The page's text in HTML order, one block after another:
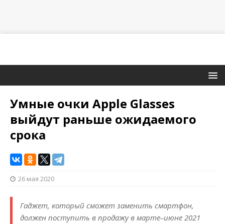
Умные очки Apple Glasses
выйдут раньше ожидаемого
срока
26 мая 2020
Гаджет, который сможет заменить смартфон,
должен поступить в продажу в марте–июне 2021